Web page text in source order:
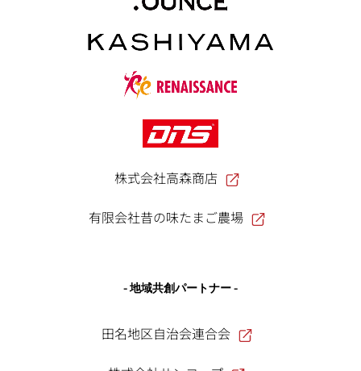
株式会社高森商店
有限会社昔の味たまご農場
- 地域共創パートナー -
田名地区自治会連合会